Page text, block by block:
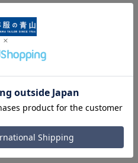
。サイズ表を確認の上、ご購
。
着用感や実際のサイズ表に若
ヌードサイズ)を記載している
境、また撮影時の室内外の光
像の色味が異なる場合がござ